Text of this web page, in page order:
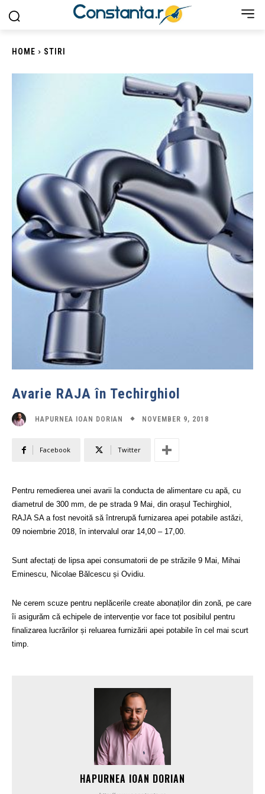
HOME STIRI
Avarie RAJA în Techirghiol
HAPURNEA IOAN DORIAN NOVEMBER 9, 2018
Facebook Twitter
Pentru remedierea unei avarii la conducta de alimentare cu apă, cu
diametrul de 300 mm, de pe strada 9 Mai, din orașul Techirghiol,
RAJA SA a fost nevoită să întrerupă furnizarea apei potabile astăzi,
09 noiembrie 2018, în intervalul orar 14,00 – 17,00.
Sunt afectați de lipsa apei consumatorii de pe străzile 9 Mai, Mihai
Eminescu, Nicolae Bălcescu și Ovidiu.
Ne cerem scuze pentru neplăcerile create abonaților din zonă, pe care
îi asigurăm că echipele de intervenție vor face tot posibilul pentru
finalizarea lucrărilor și reluarea furnizării apei potabile în cel mai scurt
timp.
HAPURNEA IOAN DORIAN